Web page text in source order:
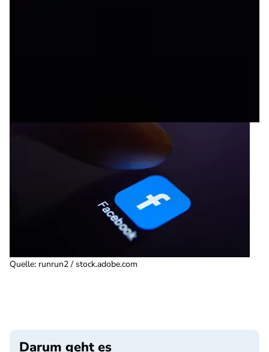
Quelle: runrun2 / stock.adobe.com
Darum geht es